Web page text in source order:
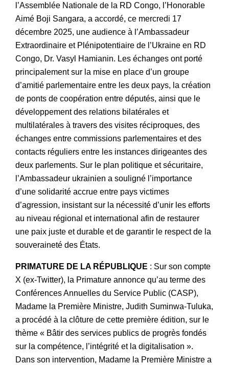
l’Assemblée Nationale de la RD Congo, l’Honorable
Aimé Boji Sangara, a accordé, ce mercredi 17
décembre 2025, une audience à l’Ambassadeur
Extraordinaire et Plénipotentiaire de l’Ukraine en RD
Congo, Dr. Vasyl Hamianin. Les échanges ont porté
principalement sur la mise en place d’un groupe
d’amitié parlementaire entre les deux pays, la création
de ponts de coopération entre députés, ainsi que le
développement des relations bilatérales et
multilatérales à travers des visites réciproques, des
échanges entre commissions parlementaires et des
contacts réguliers entre les instances dirigeantes des
deux parlements. Sur le plan politique et sécuritaire,
l’Ambassadeur ukrainien a souligné l’importance
d’une solidarité accrue entre pays victimes
d’agression, insistant sur la nécessité d’unir les efforts
au niveau régional et international afin de restaurer
une paix juste et durable et de garantir le respect de la
souveraineté des États.
PRIMATURE DE LA RÉPUBLIQUE : Sur son compte
X (ex-Twitter), la Primature annonce qu’au terme des
Conférences Annuelles du Service Public (CASP),
Madame la Première Ministre, Judith Suminwa-Tuluka,
a procédé à la clôture de cette première édition, sur le
thème « Bâtir des services publics de progrès fondés
sur la compétence, l’intégrité et la digitalisation ».
Dans son intervention, Madame la Première Ministre a